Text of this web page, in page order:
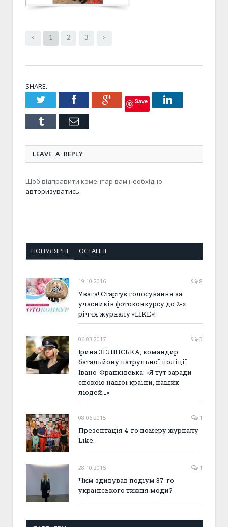
< 1 2 3 >
SHARE.
TwitterFacebookGoogle+
Save LinkedIn
Tumblr Email
LEAVE A REPLY
Щоб відправити коментар вам необхідно
авторизуватись.
ПОПУЛЯРНІ ОСТАННІ
19.10.2016 8
Увага! Стартує голосування за
учасників фотоконкурсу до 2-х
річчя журналу «LIKE»!
06.03.2017 3
Ірина ЗЕЛІНСЬКА, командир
батальйону патрульної поліції
Івано-Франківська: «Я тут заради
спокою нашої країни, наших
людей…»
08.06.2015 1
Презентація 4-го номеру журналу
Like.
28.10.2015 1
Чим здивував подіум 37-го
українського тижня моди?